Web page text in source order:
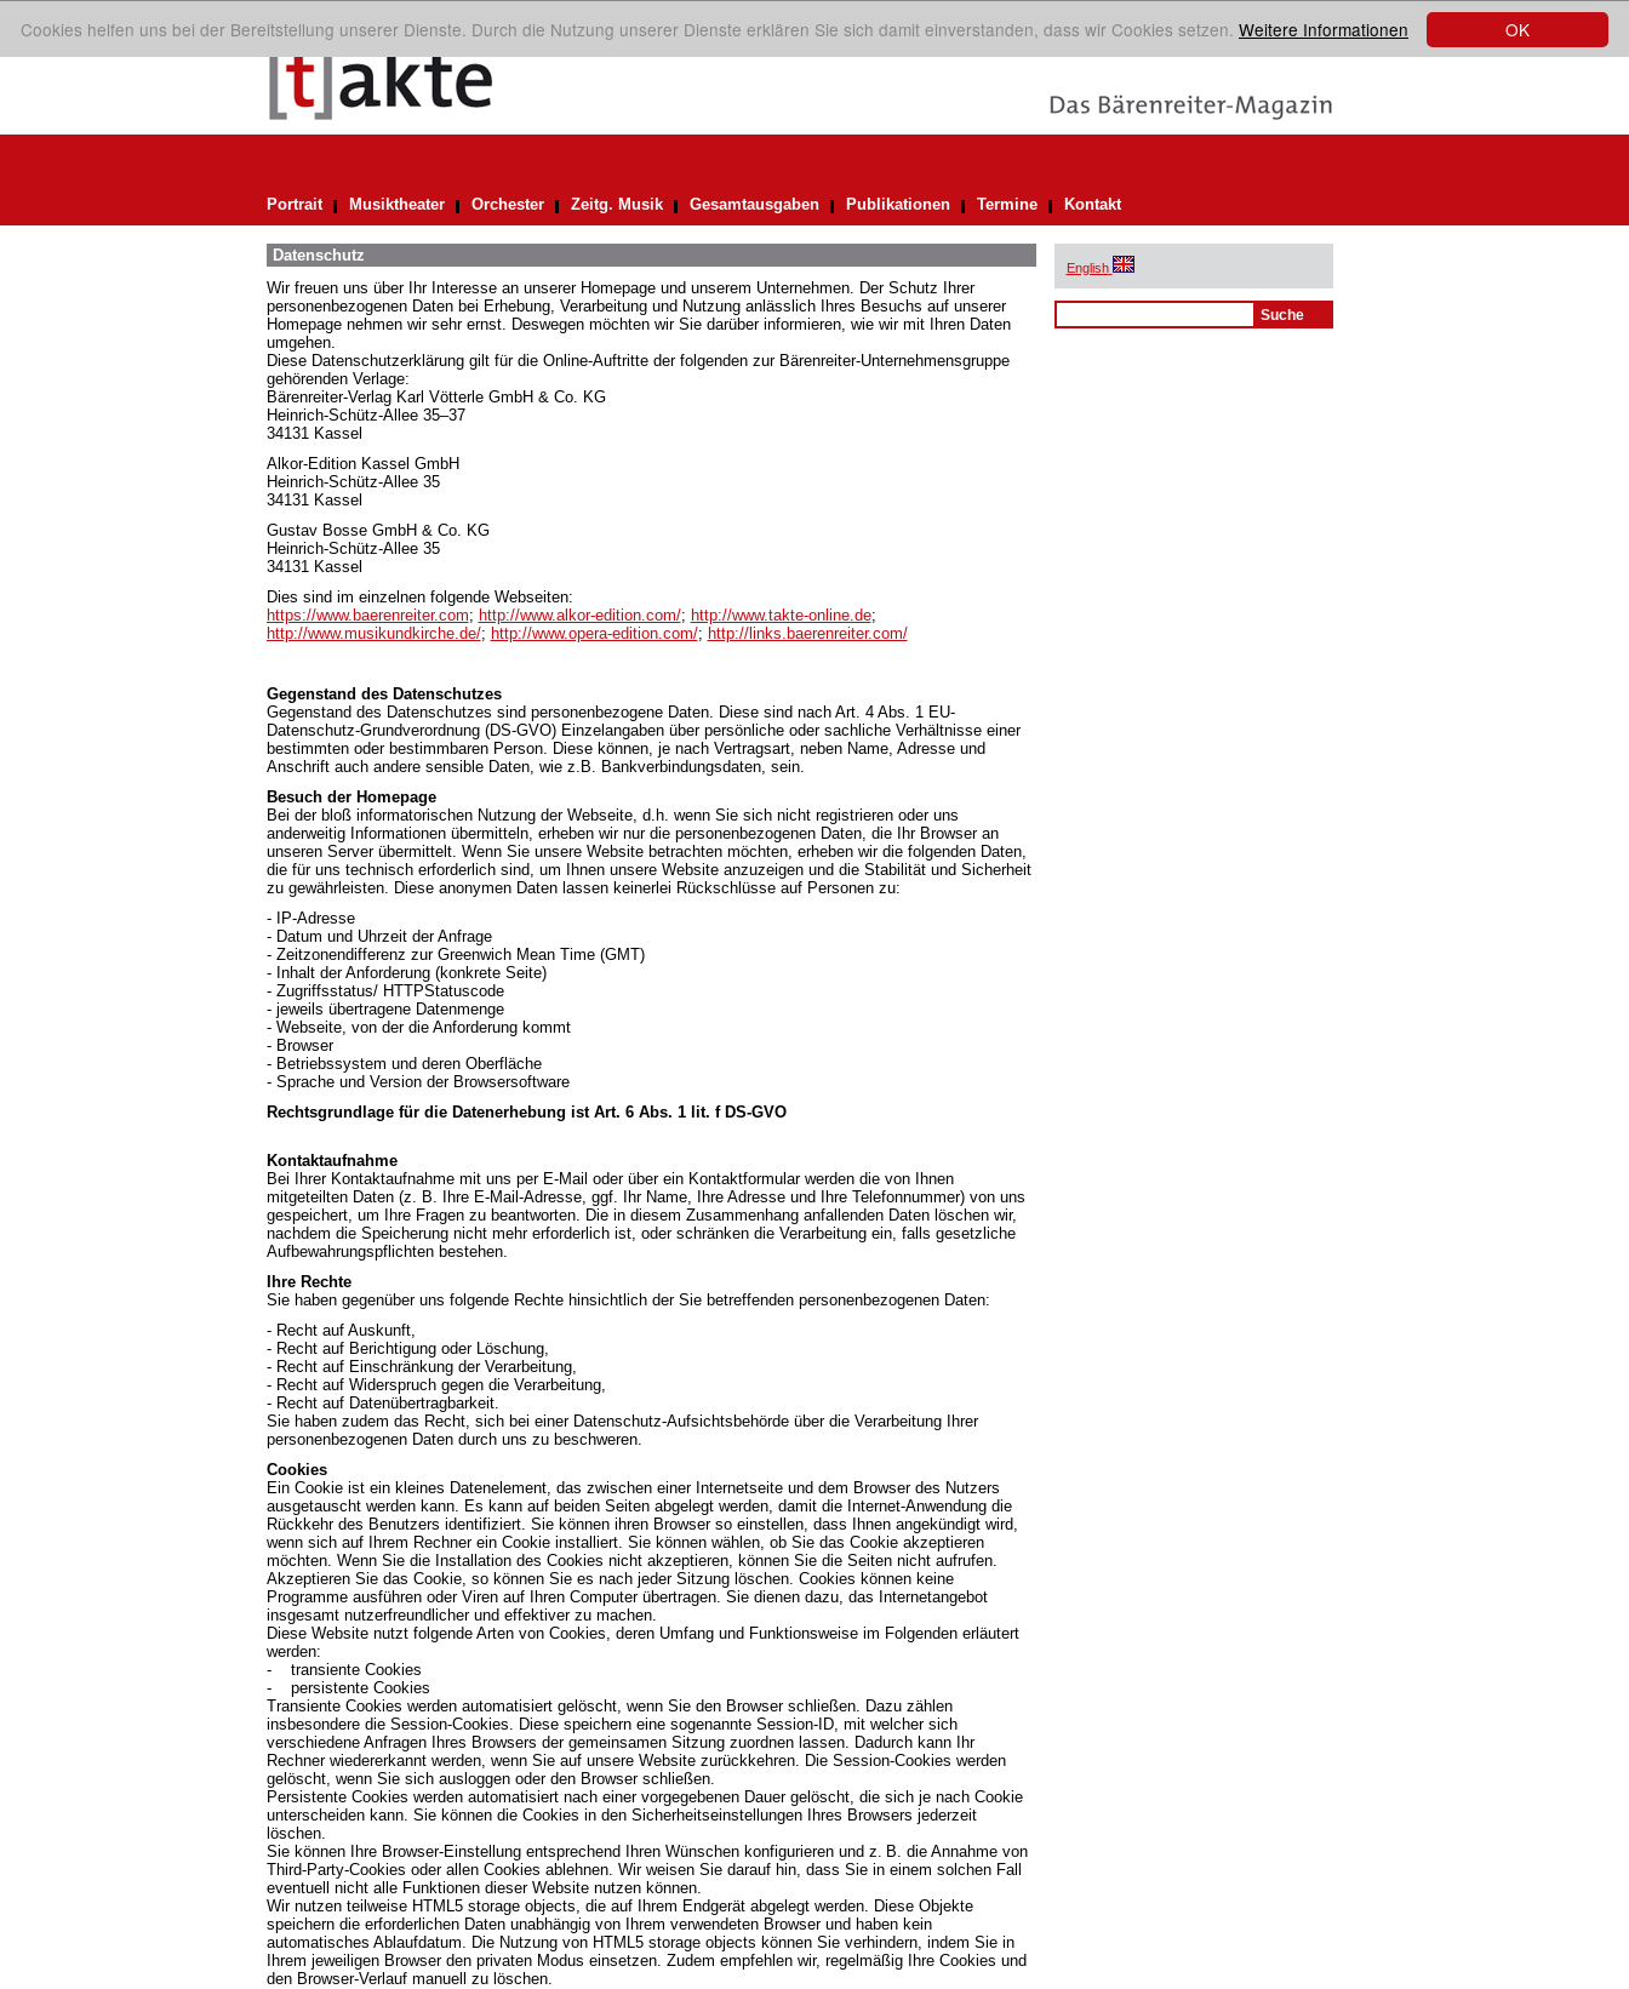
OK
Cookies helfen uns bei der Bereitstellung unserer Dienste. Durch die Nutzung unserer Dienste erklären Sie sich damit einverstanden, dass wir Cookies setzen. Weitere Informationen
Portrait Musiktheater Orchester Zeitg. Musik Gesamtausgaben Publikationen Termine Kontakt
Datenschutz
Wir freuen uns über Ihr Interesse an unserer Homepage und unserem Unternehmen. Der Schutz Ihrer
personenbezogenen Daten bei Erhebung, Verarbeitung und Nutzung anlässlich Ihres Besuchs auf unserer
Homepage nehmen wir sehr ernst. Deswegen möchten wir Sie darüber informieren, wie wir mit Ihren Daten
umgehen.
Diese Datenschutzerklärung gilt für die Online-Auftritte der folgenden zur Bärenreiter-Unternehmensgruppe
gehörenden Verlage:
Bärenreiter-Verlag Karl Vötterle GmbH & Co. KG
Heinrich-Schütz-Allee 35–37
34131 Kassel
Alkor-Edition Kassel GmbH
Heinrich-Schütz-Allee 35
34131 Kassel
Gustav Bosse GmbH & Co. KG
Heinrich-Schütz-Allee 35
34131 Kassel
Dies sind im einzelnen folgende Webseiten:
https://www.baerenreiter.com; http://www.alkor-edition.com/; http://www.takte-online.de;
http://www.musikundkirche.de/; http://www.opera-edition.com/; http://links.baerenreiter.com/
Gegenstand des Datenschutzes
Gegenstand des Datenschutzes sind personenbezogene Daten. Diese sind nach Art. 4 Abs. 1 EU-
Datenschutz-Grundverordnung (DS-GVO) Einzelangaben über persönliche oder sachliche Verhältnisse einer
bestimmten oder bestimmbaren Person. Diese können, je nach Vertragsart, neben Name, Adresse und
Anschrift auch andere sensible Daten, wie z.B. Bankverbindungsdaten, sein.
Besuch der Homepage
Bei der bloß informatorischen Nutzung der Webseite, d.h. wenn Sie sich nicht registrieren oder uns
anderweitig Informationen übermitteln, erheben wir nur die personenbezogenen Daten, die Ihr Browser an
unseren Server übermittelt. Wenn Sie unsere Website betrachten möchten, erheben wir die folgenden Daten,
die für uns technisch erforderlich sind, um Ihnen unsere Website anzuzeigen und die Stabilität und Sicherheit
zu gewährleisten. Diese anonymen Daten lassen keinerlei Rückschlüsse auf Personen zu:
- IP-Adresse
- Datum und Uhrzeit der Anfrage
- Zeitzonendifferenz zur Greenwich Mean Time (GMT)
- Inhalt der Anforderung (konkrete Seite)
- Zugriffsstatus/ HTTPStatuscode
- jeweils übertragene Datenmenge
- Webseite, von der die Anforderung kommt
- Browser
- Betriebssystem und deren Oberfläche
- Sprache und Version der Browsersoftware
Rechtsgrundlage für die Datenerhebung ist Art. 6 Abs. 1 lit. f DS-GVO
Kontaktaufnahme
Bei Ihrer Kontaktaufnahme mit uns per E-Mail oder über ein Kontaktformular werden die von Ihnen
mitgeteilten Daten (z. B. Ihre E-Mail-Adresse, ggf. Ihr Name, Ihre Adresse und Ihre Telefonnummer) von uns
gespeichert, um Ihre Fragen zu beantworten. Die in diesem Zusammenhang anfallenden Daten löschen wir,
nachdem die Speicherung nicht mehr erforderlich ist, oder schränken die Verarbeitung ein, falls gesetzliche
Aufbewahrungspflichten bestehen.
Ihre Rechte
Sie haben gegenüber uns folgende Rechte hinsichtlich der Sie betreffenden personenbezogenen Daten:
- Recht auf Auskunft,
- Recht auf Berichtigung oder Löschung,
- Recht auf Einschränkung der Verarbeitung,
- Recht auf Widerspruch gegen die Verarbeitung,
- Recht auf Datenübertragbarkeit.
Sie haben zudem das Recht, sich bei einer Datenschutz-Aufsichtsbehörde über die Verarbeitung Ihrer
personenbezogenen Daten durch uns zu beschweren.
Cookies
Ein Cookie ist ein kleines Datenelement, das zwischen einer Internetseite und dem Browser des Nutzers
ausgetauscht werden kann. Es kann auf beiden Seiten abgelegt werden, damit die Internet-Anwendung die
Rückkehr des Benutzers identifiziert. Sie können ihren Browser so einstellen, dass Ihnen angekündigt wird,
wenn sich auf Ihrem Rechner ein Cookie installiert. Sie können wählen, ob Sie das Cookie akzeptieren
möchten. Wenn Sie die Installation des Cookies nicht akzeptieren, können Sie die Seiten nicht aufrufen.
Akzeptieren Sie das Cookie, so können Sie es nach jeder Sitzung löschen. Cookies können keine
Programme ausführen oder Viren auf Ihren Computer übertragen. Sie dienen dazu, das Internetangebot
insgesamt nutzerfreundlicher und effektiver zu machen.
Diese Website nutzt folgende Arten von Cookies, deren Umfang und Funktionsweise im Folgenden erläutert
werden:
- transiente Cookies
- persistente Cookies
Transiente Cookies werden automatisiert gelöscht, wenn Sie den Browser schließen. Dazu zählen
insbesondere die Session-Cookies. Diese speichern eine sogenannte Session-ID, mit welcher sich
verschiedene Anfragen Ihres Browsers der gemeinsamen Sitzung zuordnen lassen. Dadurch kann Ihr
Rechner wiedererkannt werden, wenn Sie auf unsere Website zurückkehren. Die Session-Cookies werden
gelöscht, wenn Sie sich ausloggen oder den Browser schließen.
Persistente Cookies werden automatisiert nach einer vorgegebenen Dauer gelöscht, die sich je nach Cookie
unterscheiden kann. Sie können die Cookies in den Sicherheitseinstellungen Ihres Browsers jederzeit
löschen.
Sie können Ihre Browser-Einstellung entsprechend Ihren Wünschen konfigurieren und z. B. die Annahme von
Third-Party-Cookies oder allen Cookies ablehnen. Wir weisen Sie darauf hin, dass Sie in einem solchen Fall
eventuell nicht alle Funktionen dieser Website nutzen können.
Wir nutzen teilweise HTML5 storage objects, die auf Ihrem Endgerät abgelegt werden. Diese Objekte
speichern die erforderlichen Daten unabhängig von Ihrem verwendeten Browser und haben kein
automatisches Ablaufdatum. Die Nutzung von HTML5 storage objects können Sie verhindern, indem Sie in
Ihrem jeweiligen Browser den privaten Modus einsetzen. Zudem empfehlen wir, regelmäßig Ihre Cookies und
den Browser-Verlauf manuell zu löschen.
English